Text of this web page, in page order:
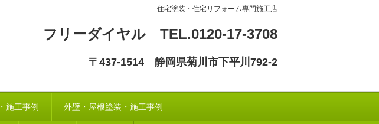
住宅塗装・住宅リフォーム専門施工店
フリーダイヤル TEL.0120-17-3708
〒437-1514 静岡県菊川市下平川792-2
施工事例 外壁・屋根塗装・施工事例